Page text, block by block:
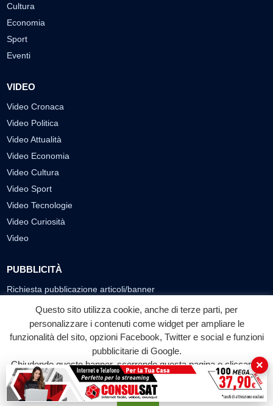
Cultura
Economia
Sport
Eventi
VIDEO
Video Cronaca
Video Politica
Video Attualità
Video Economia
Video Cultura
Video Sport
Video Tecnologie
Video Curiosità
Video
PUBBLICITÀ
Richiesta pubblicazione articoli/banner
SEGUICI SUI SOCIAL
f
Facebook
◎ ▶
YouTube
© 2026 LABTV - Tutti i diritti riservati
Questo sito utilizza cookie, anche di terze parti, per
personalizzare i contenuti come widget per ampliare le
funzionalità del sito, opzioni Facebook, Twitter e social e funzioni
pubblicitarie di Google.
Chiudendo questo banner, scorrendo questa pagina o cliccando
su qualunque suo elemento acconsenti all'uso dei cookie.
Accetta
×